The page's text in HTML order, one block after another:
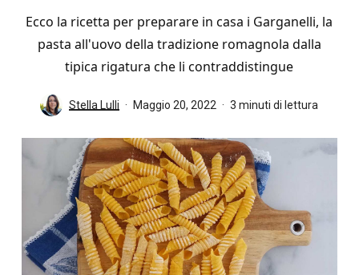
Ecco la ricetta per preparare in casa i Garganelli, la
pasta all'uovo della tradizione romagnola dalla
tipica rigatura che li contraddistingue
Stella Lulli Maggio 20, 2022 3 minuti di lettura